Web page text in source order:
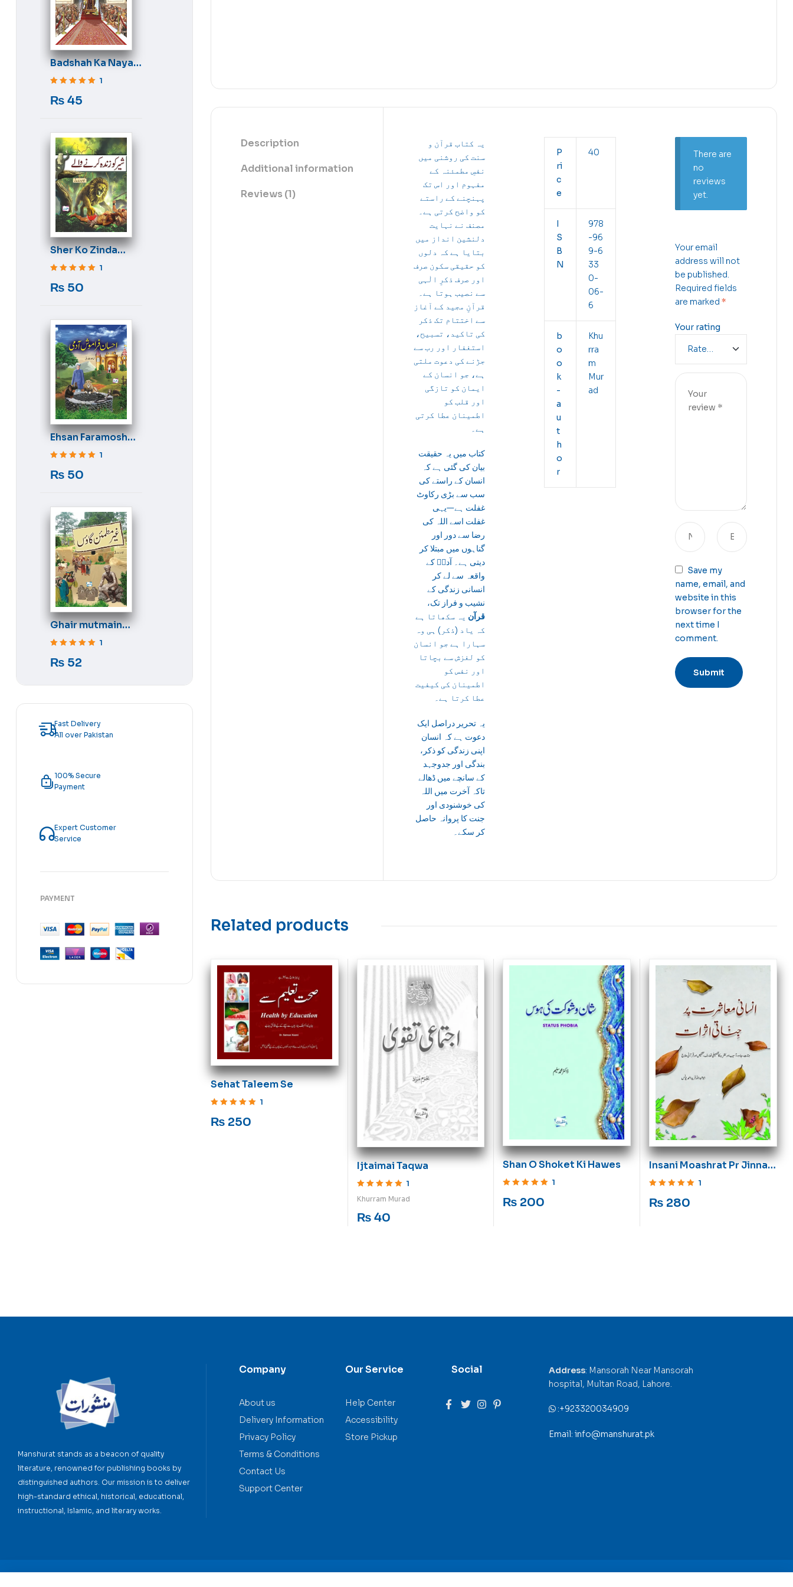
Description
Additional information
Reviews (1)
یہ کتاب قرآن و
سنت کی روشنی میں
نفسِ مطمئنہ کے
مفہوم اور اس تک
پہنچنے کے راستے
کو واضح کرتی ہے۔
مصنف نے نہایت
دلنشین انداز میں
بتایا ہے کہ دلوں
کو حقیقی سکون صرف
اور صرف ذکرِ الٰہی
سے نصیب ہوتا ہے۔
قرآنِ مجید کے آغاز
سے اختتام تک ذکر
کی تاکید، تسبیح،
استغفار اور رب سے
جڑنے کی دعوت ملتی
ہے، جو انسان کے
ایمان کو تازگی
اور قلب کو
اطمینان عطا کرتی
ہے۔
کتاب میں یہ حقیقت
بیان کی گئی ہے کہ
انسان کے راستے کی
سب سے بڑی رکاوٹ
غفلت ہے—یہی
غفلت اسے اللہ کی
رضا سے دور اور
گناہوں میں مبتلا کر
دیتی ہے۔ آدمؑ کے
واقعہ سے لے کر
انسانی زندگی کے
نشیب و فراز تک،
قرآن یہ سکھاتا ہے
کہ یاد (ذکر) ہی وہ
سہارا ہے جو انسان
کو لغزش سے بچاتا
اور نفس کو
اطمینان کی کیفیت
عطا کرتا ہے۔
یہ تحریر دراصل ایک
دعوت ہے کہ انسان
اپنی زندگی کو ذکر،
بندگی اور جدوجہد
کے سانچے میں ڈھالے
تاکہ آخرت میں اللہ
کی خوشنودی اور
جنت کا پروانہ حاصل
کر سکے۔
P
ri
c
e
40
I
S
B
N
978
-96
9-6
33
0-
06-
6
b
o
o
k
-
a
u
t
h
o
r
Khu
rra
m
Mur
ad
There are
no
reviews
yet.
Your email
address will not
be published.
Required fields
are marked *
Your rating
Save my
name, email, and
website in this
browser for the
next time I
comment.
Related products
Sehat Taleem Se
1
₨ 250
Ijtaimai Taqwa
1
Khurram Murad
₨ 40
Shan O Shoket Ki Hawes
1
₨ 200
Insani Moashrat Pr Jinnati
Asraat
1
₨ 280
Badshah Ka Naya
Libas
1
₨ 45
Sher Ko Zinda
Karne Wale1
₨ 50
Ehsan Faramosh
Aadmi
1
₨ 50
Ghair mutmain
gaon
1
₨ 52
Fast Delivery
All over Pakistan
100% Secure
Payment
Expert Customer
Service
PAYMENT
Manshurat stands as a beacon of quality
literature, renowned for publishing books by
distinguished authors. Our mission is to deliver
high-standard ethical, historical, educational,
instructional, Islamic, and literary works.
Company
About us
Delivery Information
Privacy Policy
Terms & Conditions
Contact Us
Support Center
Our Service
Help Center
Accessibility
Store Pickup
Social Address: Mansorah Near Mansorah
hospital, Multan Road, Lahore.
:+923320034909
Email: info@manshurat.pk